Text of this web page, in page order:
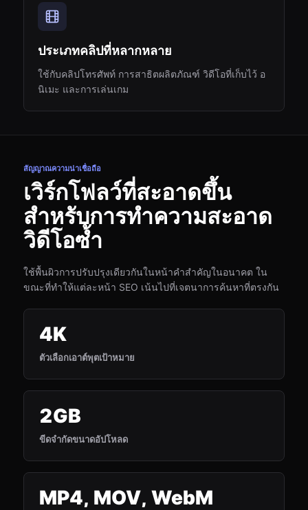
ประเภทคลิปที่หลากหลาย
ใช้กับคลิปโทรศัพท์ การสาธิตผลิตภัณฑ์ วิดีโอที่เก็บไว้ อ
นิเมะ และการเล่นเกม
สัญญาณความน่าเชื่อถือ
เวิร์กโฟลว์ที่สะอาดขึ้น
สำหรับการทำความสะอาด
วิดีโอซ้ำ
ใช้พื้นผิวการปรับปรุงเดียวกันในหน้าคำสำคัญในอนาคต ใน
ขณะที่ทำให้แต่ละหน้า SEO เน้นไปที่เจตนาการค้นหาที่ตรงกัน
4K
ตัวเลือกเอาต์พุตเป้าหมาย
2GB
ขีดจำกัดขนาดอัปโหลด
MP4, MOV, WebM